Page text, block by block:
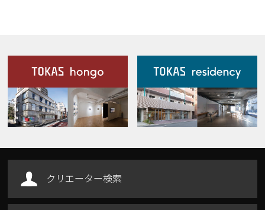
施設案内
Our Facilities
クリエーター検索